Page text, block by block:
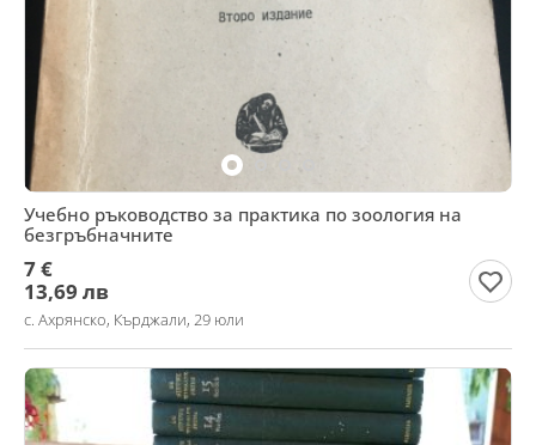
Учебно ръководство за практика по зоология на
безгръбначните
7 €
13,69 лв
с. Ахрянско, Кърджали, 29 юли